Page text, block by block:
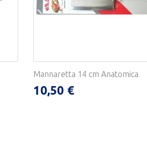
Mannaretta 14 cm Anatomica
10,50 €